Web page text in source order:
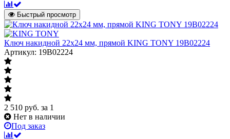
Быстрый просмотр
Ключ накидной 22х24 мм, прямой KING TONY 19B02224
Артикул: 19B02224
2 510 руб. за 1
Нет в наличии
Под заказ